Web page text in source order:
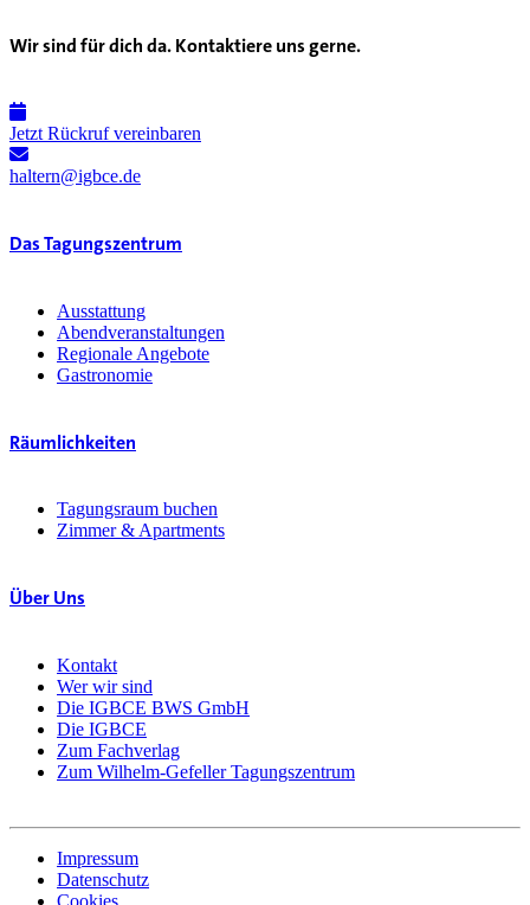
Wir sind für dich da. Kontaktiere uns gerne.
Jetzt Rückruf vereinbaren
haltern@igbce.de
Das Tagungszentrum
Ausstattung
Abendveranstaltungen
Regionale Angebote
Gastronomie
Räumlichkeiten
Tagungsraum buchen
Zimmer & Apartments
Über Uns
Kontakt
Wer wir sind
Die IGBCE BWS GmbH
Die IGBCE
Zum Fachverlag
Zum Wilhelm-Gefeller Tagungszentrum
Impressum
Datenschutz
Cookies